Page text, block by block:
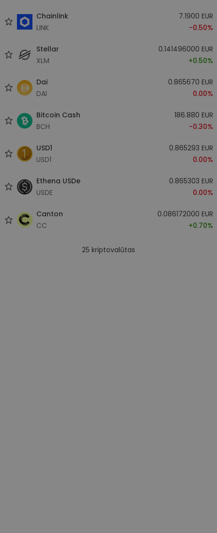
Chainlink
LINK
7.1900 EUR
-0.50%
Stellar
XLM
0.141496000 EUR
+0.50%
Dai
DAI
0.865670 EUR
0.00%
Bitcoin Cash
BCH
186.880 EUR
-0.30%
USD1
USD1
0.865293 EUR
0.00%
Ethena USDe
USDE
0.865303 EUR
0.00%
Canton
CC
0.086172000 EUR
+0.70%
25 kriptovalūtas